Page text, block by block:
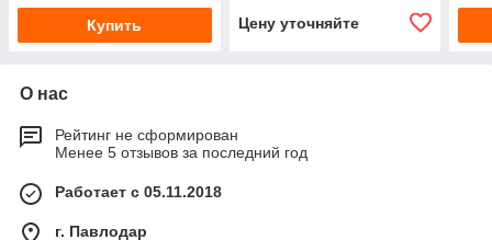
Купить Цену уточняйте
О нас
Рейтинг не сформирован
Менее 5 отзывов за последний год
Работает с 05.11.2018
г. Павлодар